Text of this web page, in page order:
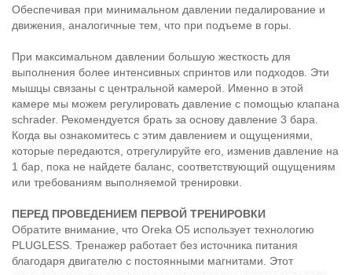
Обеспечивая при минимальном давлении педалирование и
движения, аналогичные тем, что при подъеме в горы.
При максимальном давлении большую жесткость для
выполнения более интенсивных спринтов или подходов. Эти
мышцы связаны с центральной камерой. Именно в этой
камере мы можем регулировать давление с помощью клапана
schrader. Рекомендуется брать за основу давление 3 бара.
Когда вы ознакомитесь с этим давлением и ощущениями,
которые передаются, отрегулируйте его, изменив давление на
1 бар, пока не найдете баланс, соответствующий ощущениям
или требованиям выполняемой тренировки.
ПЕРЕД ПРОВЕДЕНИЕМ ПЕРВОЙ ТРЕНИРОВКИ
Обратите внимание, что Oreka O5 использует технологию
PLUGLESS. Тренажер работает без источника питания
благодаря двигателю с постоянными магнитами. Этот